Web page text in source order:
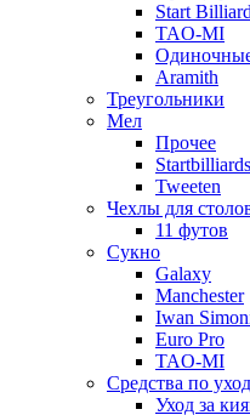
Start
TAO-MI
Aramith
Треугольники
Мел
Прочее
Startbilliards
Tweeten
Чехлы для
11 футов
Сукно
Galaxy
Manchester
Iwan
Euro Pro
TAO-MI
Средства по
Уход за